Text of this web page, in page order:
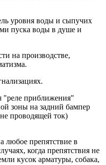
уровня воды и сыпучих
пуска воды в душе и
на производстве,
"реле приближения"
зоны на задний бампер
проводящей ток)
любое препятствие в
когда препятствия не
кусок арматуры, собака,